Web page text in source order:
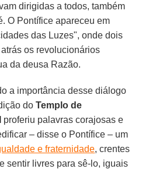
dirigidas a todos, também
O Pontífice apareceu em
das Luzes", onde dois
os revolucionários
da deusa Razão.
a importância desse diálogo
doTemplo de
proferiu palavras corajosas e
– disse o Pontífice – um
e fraternidade, crentes
sentir livres para sê-lo, iguais